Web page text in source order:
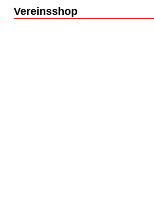
Vereinsshop